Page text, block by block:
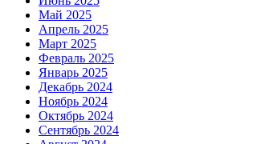
Май 2025
Апрель 2025
Март 2025
Февраль 2025
Январь 2025
Декабрь 2024
Ноябрь 2024
Октябрь 2024
Сентябрь 2024